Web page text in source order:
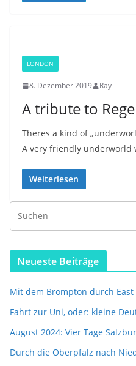
LONDON
8. Dezember 2019 Ray
A tribute to
Theres a kind of
A very friendly underworld
Weiterlesen
Neueste Beiträge
Mit dem Brompton durch East
Fahrt zur Uni, oder: kleine
August 2024: Vier Tage
Durch die Oberpfalz nach